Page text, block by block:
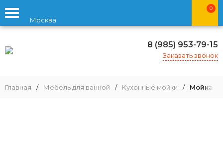
Москва
0
8 (985) 953-79-15
Заказать звонок
Главная / Мебель для ванной / Кухонные мойки / Мойка